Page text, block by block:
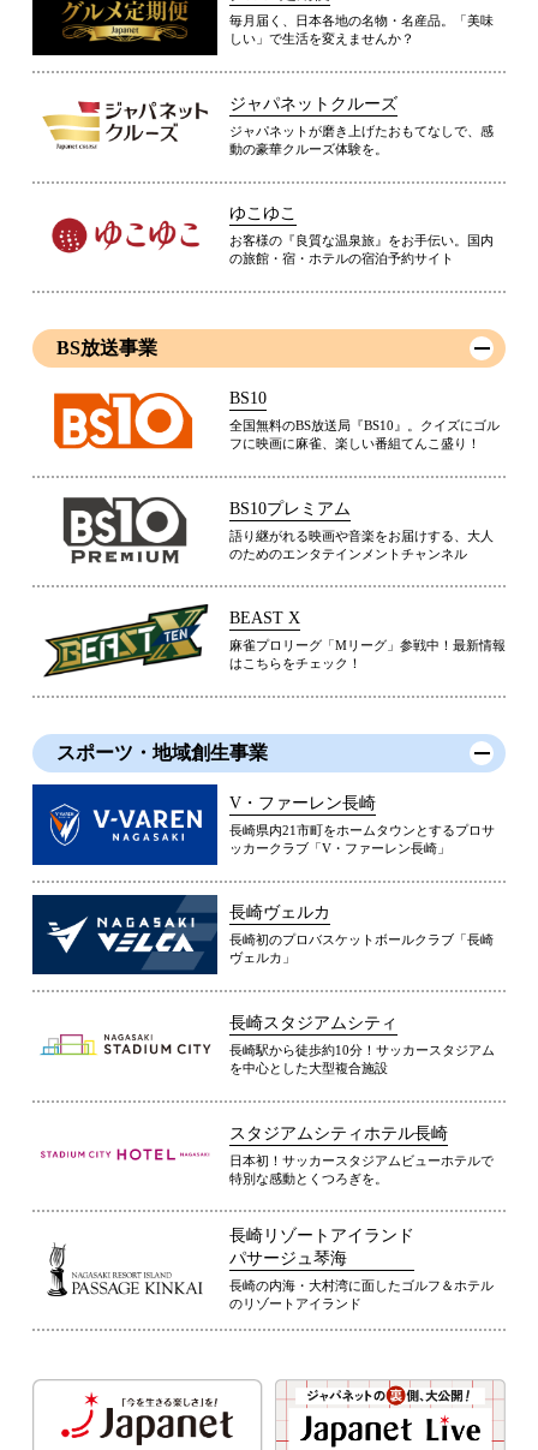
毎月届く、日本各地の名物・名産品。「美味
しい」で生活を変えませんか？
ジャパネットクルーズ
ジャパネットが磨き上げたおもてなしで、感
動の豪華クルーズ体験を。
ゆこゆこ
お客様の『良質な温泉旅』をお手伝い。国内
の旅館・宿・ホテルの宿泊予約サイト
BS放送事業
BS10
全国無料のBS放送局『BS10』。クイズにゴル
フに映画に麻雀、楽しい番組てんこ盛り！
BS10プレミアム
語り継がれる映画や音楽をお届けする、大人
のためのエンタテインメントチャンネル
BEAST X
麻雀プロリーグ「Mリーグ」参戦中！最新情報
はこちらをチェック！
スポーツ・地域創生事業
V・ファーレン長崎
長崎県内21市町をホームタウンとするプロサ
ッカークラブ「V・ファーレン長崎」
長崎ヴェルカ
長崎初のプロバスケットボールクラブ「長崎
ヴェルカ」
長崎スタジアムシティ
長崎駅から徒歩約10分！サッカースタジアム
を中心とした大型複合施設
スタジアムシティホテル長崎
日本初！サッカースタジアムビューホテルで
特別な感動とくつろぎを。
長崎リゾートアイランド
パサージュ琴海
長崎の内海・大村湾に面したゴルフ＆ホテル
のリゾートアイランド